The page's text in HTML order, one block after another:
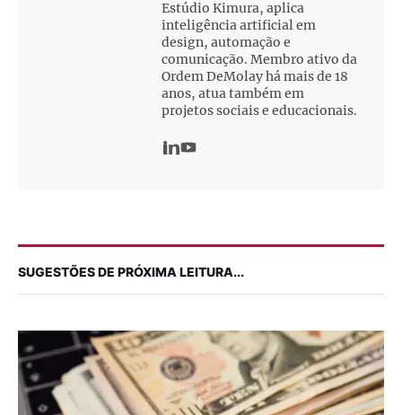
Estúdio Kimura, aplica
inteligência artificial em
design, automação e
comunicação. Membro ativo da
Ordem DeMolay há mais de 18
anos, atua também em
projetos sociais e educacionais.
SUGESTÕES DE PRÓXIMA LEITURA...